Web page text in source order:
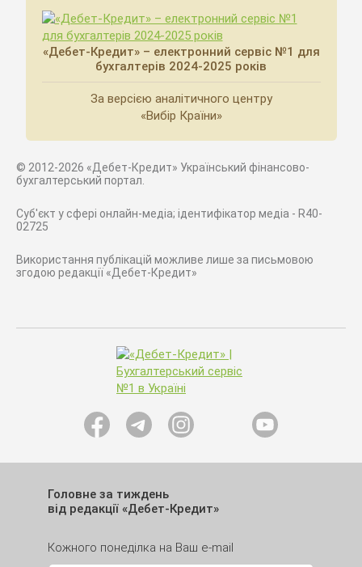
«Дебет-Кредит» – електронний сервіс №1 для
бухгалтерів 2024-2025 років
За версією аналітичного центру
«Вибір Країни»
© 2012-2026 «Дебет-Кредит» Український фінансово-
бухгалтерський портал.
Суб'єкт у сфері онлайн-медіа; ідентифікатор медіа - R40-
02725
Використання публікацій можливе лише за письмовою
згодою редакції «Дебет-Кредит»
Головне за тиждень
від редакції «Дебет-Кредит»
Кожного понеділка на Ваш e-mail